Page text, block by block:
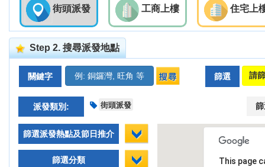
街頭派發 工商上樓 住宅上
Step 2. 搜尋派發地點
關鍵字 篩選
派發類別: 街頭派發
篩選派發熱點及節日推介
篩選分類 This page